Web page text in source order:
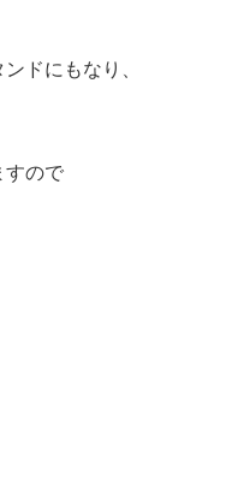
ドにもなり、
すので